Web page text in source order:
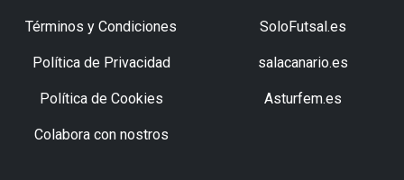
Términos y Condiciones
Política de Privacidad
Política de Cookies
Colabora con nostros
SoloFutsal.es
salacanario.es
Asturfem.es